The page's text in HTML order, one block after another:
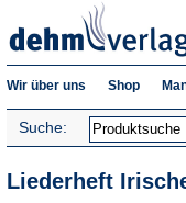
Wir über uns Shop
Suche:
Liederheft